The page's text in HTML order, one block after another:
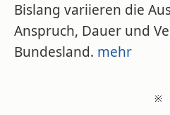
Bislang variieren die
Anspruch, Dauer und
Bundesland. mehr
※